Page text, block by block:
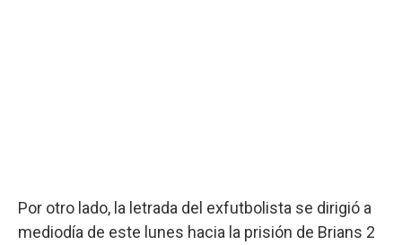
Por otro lado, la letrada del exfutbolista se dirigió a
mediodía de este lunes hacia la prisión de Brians 2